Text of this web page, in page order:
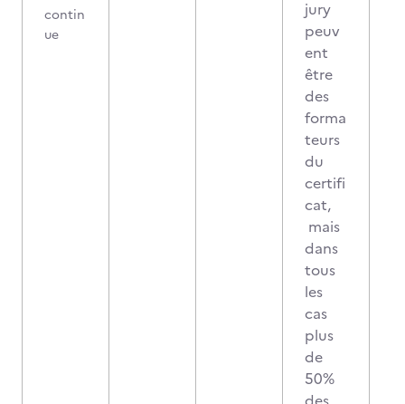
contin
ue
jury
peuv
ent
être
des
forma
teurs
du
certifi
cat,
mais
dans
tous
les
cas
plus
de
50%